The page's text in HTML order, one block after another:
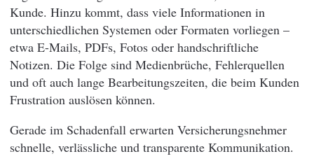
Kunde. Hinzu kommt, dass viele Informationen in
unterschiedlichen Systemen oder Formaten vorliegen –
etwa E-Mails, PDFs, Fotos oder handschriftliche
Notizen. Die Folge sind Medienbrüche, Fehlerquellen
und oft auch lange Bearbeitungszeiten, die beim Kunden
Frustration auslösen können.
Gerade im Schadenfall erwarten Versicherungsnehmer
schnelle, verlässliche und transparente Kommunikation.